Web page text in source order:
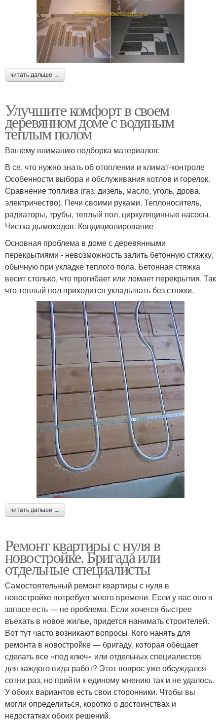
читать дальше →
Улучшите комфорт в своем
деревянном доме с водяным
теплым полом
Вашему вниманию подборка материалов:
В се, что нужно знать об отоплении и климат-контроле
Особенности выбора и обслуживания котлов и горелок.
Сравнение топлива (газ, дизель, масло, уголь, дрова,
электричество). Печи своими руками. Теплоноситель,
радиаторы, трубы, теплый пол, циркуляцинные насосы.
Чистка дымоходов. Кондиционирование
Основная проблема в доме с деревянными
перекрытиями - невозможность залить бетонную стяжку,
обычную при укладке теплого пола. Бетонная стяжка
весит столько, что прогибает или ломает перекрытия. Так
что теплый пол приходится укладывать без стяжки.
читать дальше →
Ремонт квартиры с нуля в
новостройке. Бригада или
отдельные специалисты
Самостоятельный ремонт квартиры с нуля в
новостройке потребует много времени. Если у вас оно в
запасе есть — не проблема. Если хочется быстрее
въехать в новое жилье, придется нанимать строителей.
Вот тут часто возникают вопросы. Кого нанять для
ремонта в новостройке — бригаду, которая обещает
сделать все «под ключ» или отдельных специалистов
для каждого вида работ? Этот вопрос уже обсуждался
сотни раз, но прийти к единому мнению так и не удалось.
У обоих вариантов есть свои сторонники. Чтобы вы
могли определиться, коротко о достоинствах и
недостатках обоих решений.